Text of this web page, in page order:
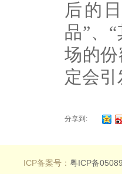
后的
品”、
场的
定会
分享到:
ICP备案号： 粤ICP备